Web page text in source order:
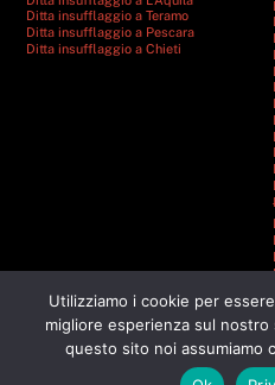
Ditta insufflaggio a Teramo
Ditta insufflaggio a Pescara
Ditta insufflaggio a Chieti
Utilizziamo i cookie per
migliore esperienza sul
questo sito noi assumiamo